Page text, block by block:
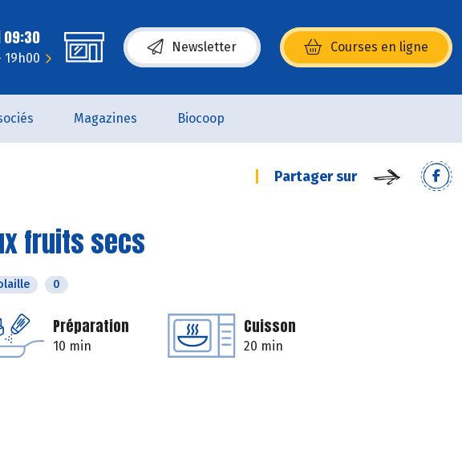
09:30 Newsletter Courses en ligne
(s’ouvre dans une nouvelle fenêtre)
Magazines Biocoop
Partager sur
fruits secs
0
Préparation
10 min
Cuisson
20 min